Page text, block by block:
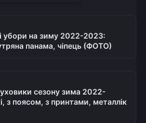
убори на зиму 2022-2023:
панама, чіпець (ФОТО)
сезону зима 2022-
з поясом, з принтами, металлік